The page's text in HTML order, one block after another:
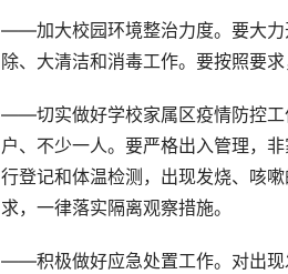
——加大校园环境整治力度。要大力
除、大清洁和消毒工作。要按照要
——切实做好学校家属区疫情防控工
户、不少一人。要严格出入管理，
行登记和体温检测，出现发烧、咳
求，一律落实隔离观察措施。
——积极做好应急处置工作。对出现